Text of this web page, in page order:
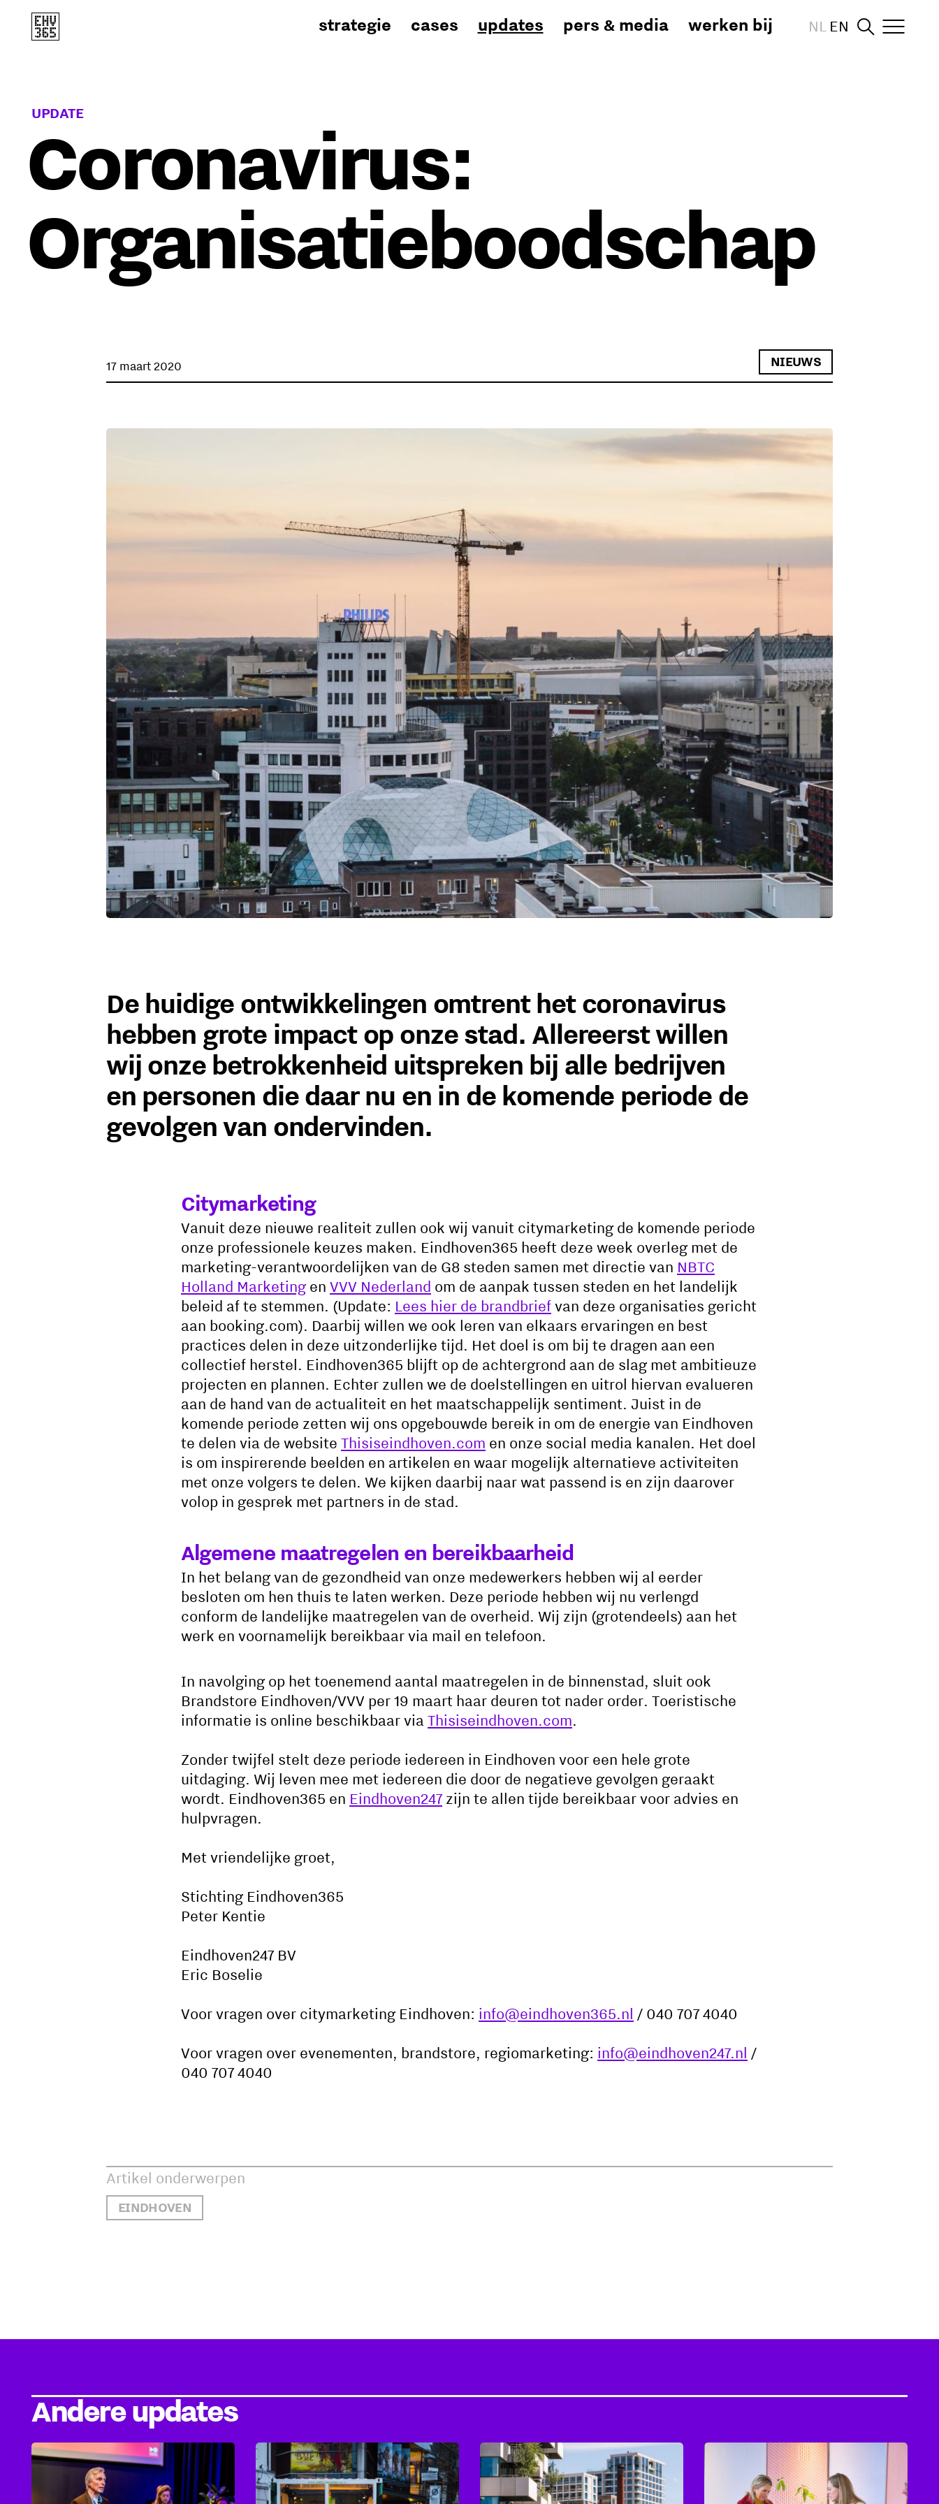
strategie cases updates pers & media werken bij NL EN
UPDATE
Coronavirus:
Organisatieboodschap
17 maart 2020 NIEUWS
De huidige ontwikkelingen omtrent het coronavirus
hebben grote impact op onze stad. Allereerst willen
wij onze betrokkenheid uitspreken bij alle bedrijven
en personen die daar nu en in de komende periode de
gevolgen van ondervinden.
Citymarketing
Vanuit deze nieuwe realiteit zullen ook wij vanuit citymarketing de komende periode
onze professionele keuzes maken. Eindhoven365 heeft deze week overleg met de
marketing-verantwoordelijken van de G8 steden samen met directie van NBTC
Holland Marketing en VVV Nederland om de aanpak tussen steden en het landelijk
beleid af te stemmen. (Update: Lees hier de brandbriefvan deze organisaties gericht
aan booking.com). Daarbij willen we ook leren van elkaars ervaringen en best
practices delen in deze uitzonderlijke tijd. Het doel is om bij te dragen aan een
collectief herstel. Eindhoven365 blijft op de achtergrond aan de slag met ambitieuze
projecten en plannen. Echter zullen we de doelstellingen en uitrol hiervan evalueren
aan de hand van de actualiteit en het maatschappelijk sentiment. Juist in de
komende periode zetten wij ons opgebouwde bereik in om de energie van Eindhoven
te delen via de website Thisiseindhoven.com en onze social media kanalen. Het doel
is om inspirerende beelden en artikelen en waar mogelijk alternatieve activiteiten
met onze volgers te delen. We kijken daarbij naar wat passend is en zijn daarover
volop in gesprek met partners in de stad.
Algemene maatregelen en bereikbaarheid
In het belang van de gezondheid van onze medewerkers hebben wij al eerder
besloten om hen thuis te laten werken. Deze periode hebben wij nu verlengd
conform de landelijke maatregelen van de overheid. Wij zijn (grotendeels) aan het
werk en voornamelijk bereikbaar via mail en telefoon.
In navolging op het toenemend aantal maatregelen in de binnenstad, sluit ook
Brandstore Eindhoven/VVV per 19 maart haar deuren tot nader order. Toeristische
informatie is online beschikbaar viaThisiseindhoven.com.
Zonder twijfel stelt deze periode iedereen in Eindhoven voor een hele grote
uitdaging. Wij leven mee met iedereen die door de negatieve gevolgen geraakt
wordt. Eindhoven365 en Eindhoven247zijn te allen tijde bereikbaar voor advies en
hulpvragen.
Met vriendelijke groet,
Stichting Eindhoven365
Peter Kentie
Eindhoven247 BV
Eric Boselie
Voor vragen over citymarketing Eindhoven: info@eindhoven365.nl / 040 707 4040
Voor vragen over evenementen, brandstore, regiomarketing: info@eindhoven247.nl /
040 707 4040
Artikel onderwerpen
EINDHOVEN
Andere updates